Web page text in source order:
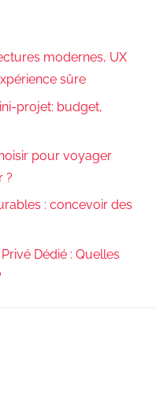
modernes, UX
sûre
projet: budget,
pour voyager
?
: concevoir des
Dédié : Quelles